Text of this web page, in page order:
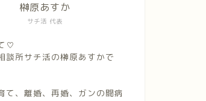
サチ活 代表
榊原あすか
♡
談所サチ活の榊原あすかで
て、離婚、再婚、ガンの闘病